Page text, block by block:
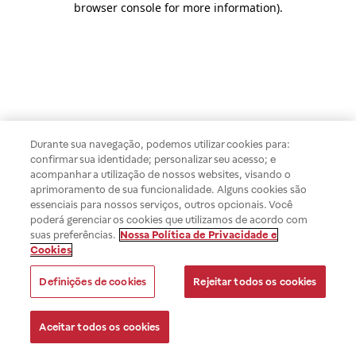
browser console for more information).
Durante sua navegação, podemos utilizar cookies para:
confirmar sua identidade; personalizar seu acesso; e
acompanhar a utilização de nossos websites, visando o
aprimoramento de sua funcionalidade. Alguns cookies são
essenciais para nossos serviços, outros opcionais. Você
poderá gerenciar os cookies que utilizamos de acordo com
suas preferências. Nossa Política de Privacidade e
Cookies
Definições de cookies Rejeitar todos os cookies
Aceitar todos os cookies